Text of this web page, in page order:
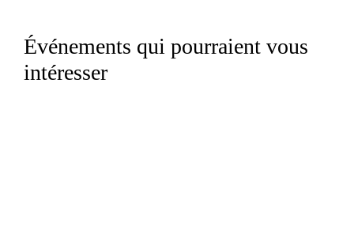
Événements qui pourraient vous
intéresser